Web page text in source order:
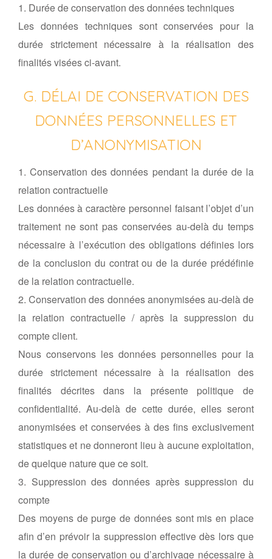
1. Durée de conservation des données techniques
Les données techniques sont conservées pour la
durée strictement nécessaire à la réalisation des
finalités visées ci-avant.
G. DÉLAI DE CONSERVATION DES
DONNÉES PERSONNELLES ET
D’ANONYMISATION
1. Conservation des données pendant la durée de la
relation contractuelle
Les données à caractère personnel faisant l’objet d’un
traitement ne sont pas conservées au-delà du temps
nécessaire à l’exécution des obligations définies lors
de la conclusion du contrat ou de la durée prédéfinie
de la relation contractuelle.
2. Conservation des données anonymisées au-delà de
la relation contractuelle / après la suppression du
compte client.
Nous conservons les données personnelles pour la
durée strictement nécessaire à la réalisation des
finalités décrites dans la présente politique de
confidentialité. Au-delà de cette durée, elles seront
anonymisées et conservées à des fins exclusivement
statistiques et ne donneront lieu à aucune exploitation,
de quelque nature que ce soit.
3. Suppression des données après suppression du
compte
Des moyens de purge de données sont mis en place
afin d’en prévoir la suppression effective dès lors que
la durée de conservation ou d’archivage nécessaire à